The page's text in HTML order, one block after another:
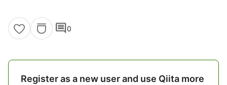
comment0
Register as a new user and use Qiita more